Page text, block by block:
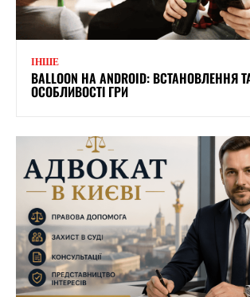
ІНШЕ
BALLOON НА ANDROID: ВСТАНОВЛЕННЯ
ОСОБЛИВОСТІ ГРИ